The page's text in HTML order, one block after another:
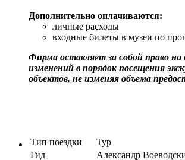
Дополнительно оплачиваются:
личные расходы
входные билеты в музеи по
Фирма оставляет за собой право на
изменений в порядок посещения
объектов, не изменяя объема
Тип поездки
Тур
Гид
Александр